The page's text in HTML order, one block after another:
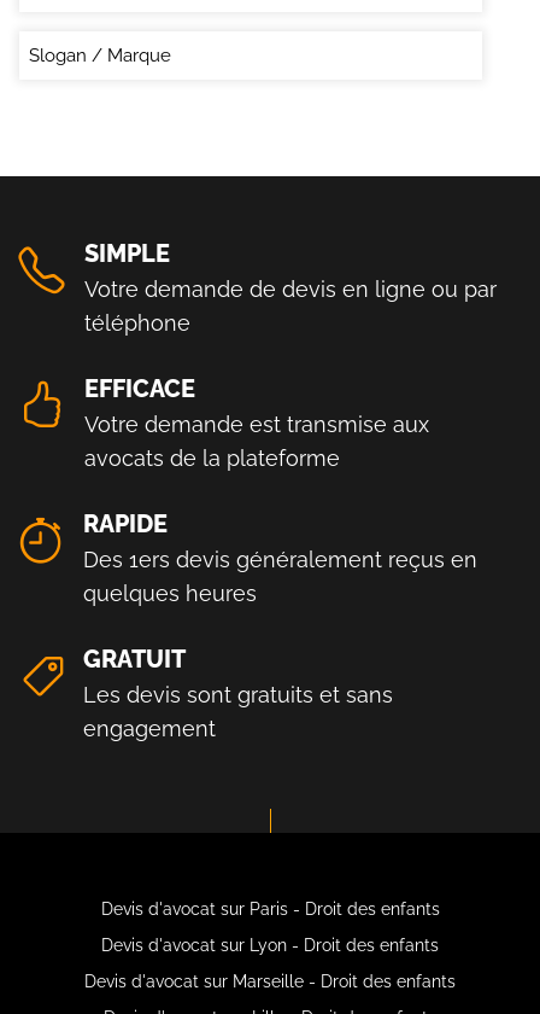
Slogan / Marque
SIMPLE
Votre demande de devis en ligne ou par
téléphone
EFFICACE
Votre demande est transmise aux
avocats de la plateforme
RAPIDE
Des 1ers devis généralement reçus en
quelques heures
GRATUIT
Les devis sont gratuits et sans
engagement
Devis d'avocat sur Paris - Droit des enfants
Devis d'avocat sur Lyon - Droit des enfants
Devis d'avocat sur Marseille - Droit des enfants